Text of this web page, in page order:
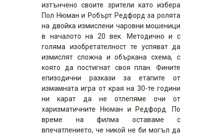
изтънчено своите зрители като избера
Пол Нюман и Робърт Редфорд за ролята
на двойка измислени чаровни мошеници
в началото на 20 век. Методично и с
голяма изобретателност те успяват да
измислят сложна и объркана схема, с
която да постигнат своя план. Фините
епизодични разкази за етапите от
измамната игра от края на 30-те години
ни карат да не отлепяме очи от
харизматичните Нюман и Редфорд. По
време на филма оставаме с
впечатлението, че никой не би могъл да